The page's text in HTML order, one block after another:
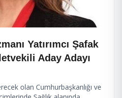
Yatırımcı Şafak
Aday Adayı
olan Cumhurbaşkanlığı ve